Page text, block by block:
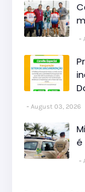
August 03, 2026
é